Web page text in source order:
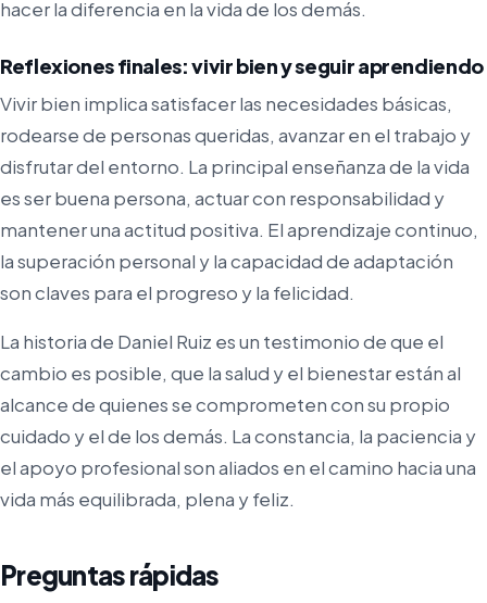
hacer la diferencia en la vida de los demás.
Reflexiones finales: vivir bien y seguir aprendiendo
Vivir bien implica satisfacer las necesidades básicas,
rodearse de personas queridas, avanzar en el trabajo y
disfrutar del entorno. La principal enseñanza de la vida
es ser buena persona, actuar con responsabilidad y
mantener una actitud positiva. El aprendizaje continuo,
la superación personal y la capacidad de adaptación
son claves para el progreso y la felicidad.
La historia de Daniel Ruiz es un testimonio de que el
cambio es posible, que la salud y el bienestar están al
alcance de quienes se comprometen con su propio
cuidado y el de los demás. La constancia, la paciencia y
el apoyo profesional son aliados en el camino hacia una
vida más equilibrada, plena y feliz.
Preguntas rápidas